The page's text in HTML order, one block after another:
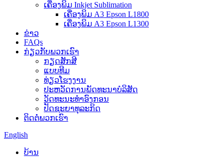
ເຄື່ອງພິມ Inkjet Sublimation
ເຄື່ອງພິມ A3 Epson L1800
ເຄື່ອງພິມ A3 Epson L1300
ຂ່າວ
FAQs
ກ່ຽວກັບພວກເຮົາ
ກຽດສັກສີ
ແບບທີມ
ທ່ຽວໂຮງງານ
ປະຫວັດການພັດທະນາບໍລິສັດ
ວັດທະນະທໍາອົງກອນ
ປັດຊະຍາທຸລະກິດ
ຕິດຕໍ່ພວກເຮົາ
English
ບ້ານ